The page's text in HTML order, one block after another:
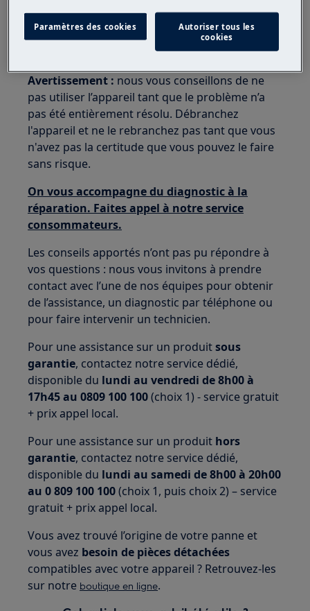
problème, nous vous conseillons de demander
l'intervention d'un technicien SAV.
Avertissement : nous vous conseillons de ne
pas utiliser l’appareil tant que le problème n’a
pas été entièrement résolu. Débranchez
l'appareil et ne le rebranchez pas tant que vous
n'avez pas la certitude que vous pouvez le faire
sans risque.
On vous accompagne du diagnostic à la
réparation. Faites appel à notre service
consommateurs.
Les conseils apportés n’ont pas pu répondre à
vos questions : nous vous invitons à prendre
contact avec l’une de nos équipes pour obtenir
de l’assistance, un diagnostic par téléphone ou
pour faire intervenir un technicien.
Pour une assistance sur un produitsous
garantie, contactez notre service dédié,
disponible du lundi au vendredi de 8h00 à
17h45 au 0809 100 100(choix 1) - service gratuit
+ prix appel local.
Pour une assistance sur un produit hors
garantie, contactez notre service dédié,
disponible du lundi au samedi de 8h00 à 20h00
au 0 809 100 100(choix 1, puis choix 2) – service
gratuit + prix appel local.
Vous avez trouvé l’origine de votre panne et
vous avez besoin de pièces détachées
compatibles avec votre appareil ? Retrouvez-les
sur notre boutique en ligne.
Paramètres des cookies
Autoriser tous les
cookies